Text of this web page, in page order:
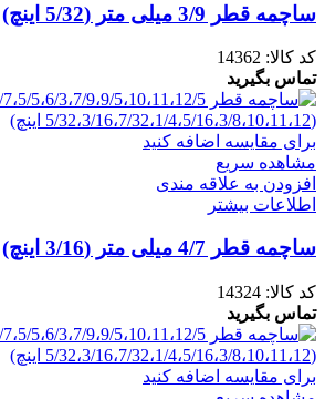
ساچمه قطر 3/9 میلی متر (5/32 اینچ)
کد کالا: 14362
تماس بگیرید
برای مقایسه اضافه کنید
مشاهده سریع
افزودن به علاقه مندی
اطلاعات بیشتر
ساچمه قطر 4/7 میلی متر (3/16 اینچ)
کد کالا: 14324
تماس بگیرید
برای مقایسه اضافه کنید